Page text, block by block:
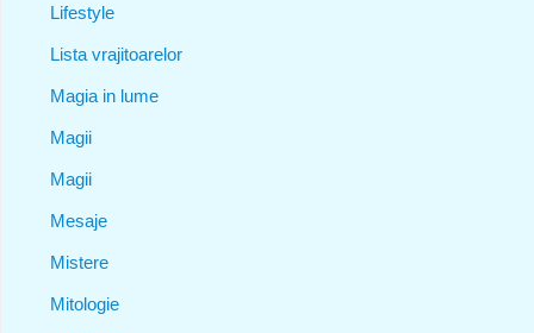
Lifestyle
Lista vrajitoarelor
Magia in lume
Magii
Magii
Mesaje
Mistere
Mitologie